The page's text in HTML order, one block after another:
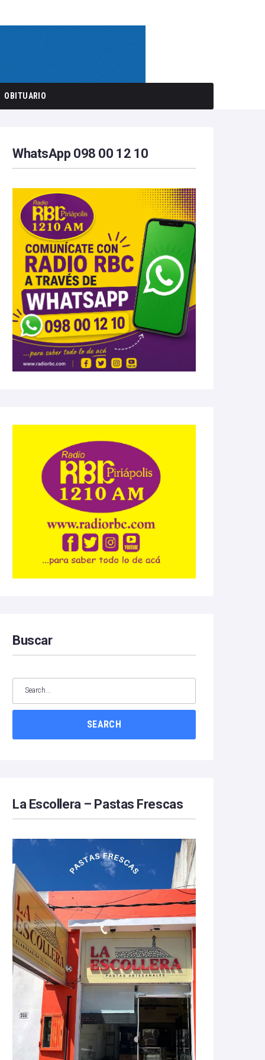
OBITUARIO
WhatsApp 098 00 12 10
Buscar
SEARCH
La Escollera – Pastas Frescas